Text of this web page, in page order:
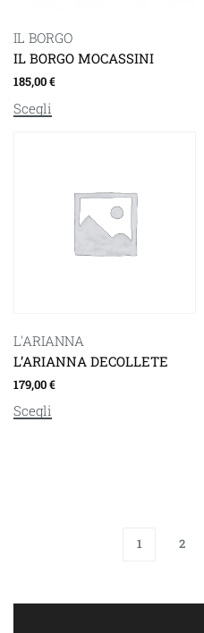
IL BORGO
IL BORGO MOCASSINI
185,00€
Scegli
L'ARIANNA
L’ARIANNA DECOLLETE
179,00€
Scegli
1 2